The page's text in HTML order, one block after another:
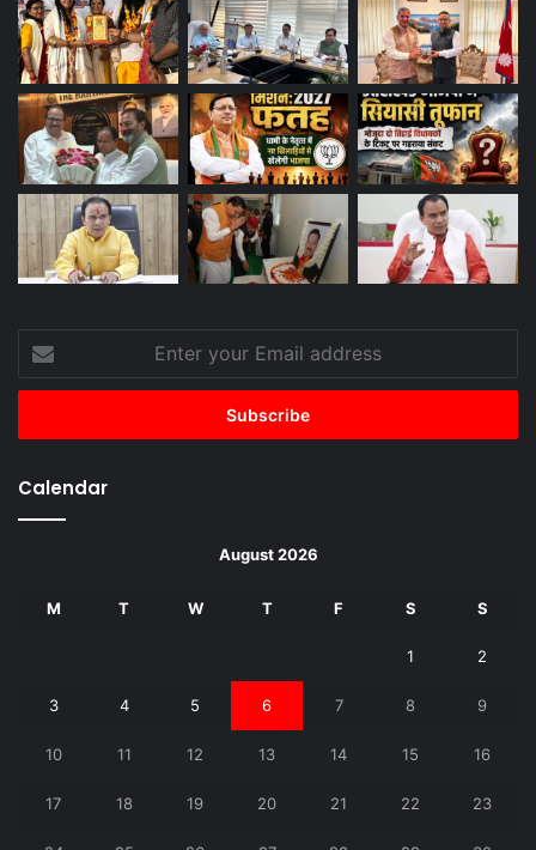
Enter
your
Email
Calendar
August 2026
M T W T F S S
1 2
3 4 5 6 7 8 9
10 11 12 13 14 15 16
17 18 19 20 21 22 23